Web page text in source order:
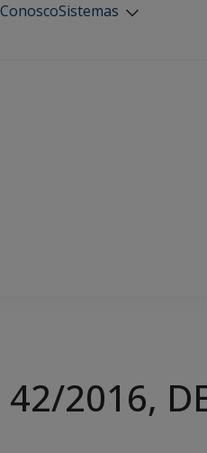
Sistemas
2016,